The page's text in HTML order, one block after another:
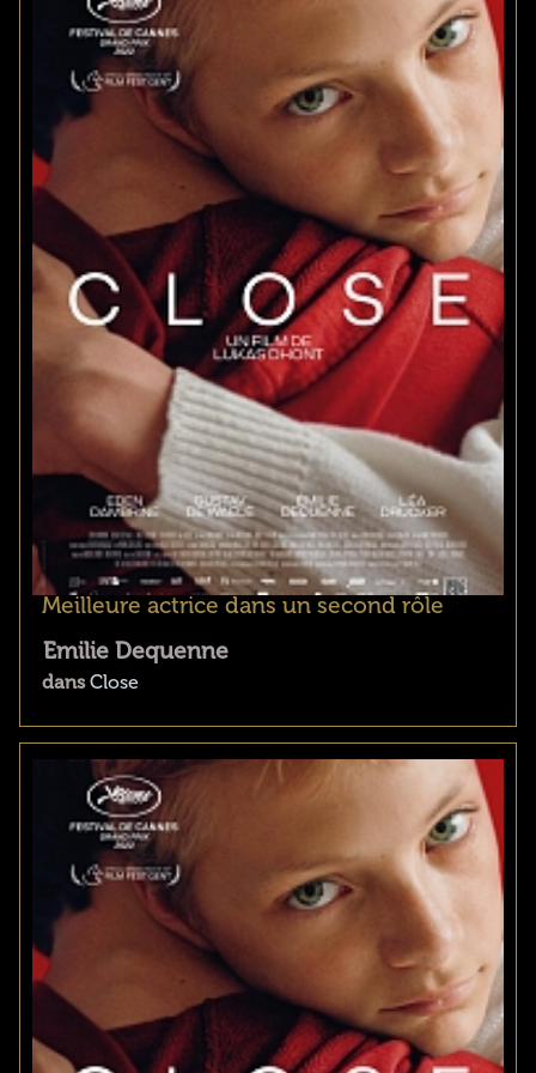
Meilleure actrice dans un second rôle
Emilie Dequenne
dansClose